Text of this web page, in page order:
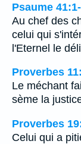
Psaume
Au chef des
celui qui
l'Eternel le
Proverbes
Le méchant
sème la
Proverbes
Celui qui a